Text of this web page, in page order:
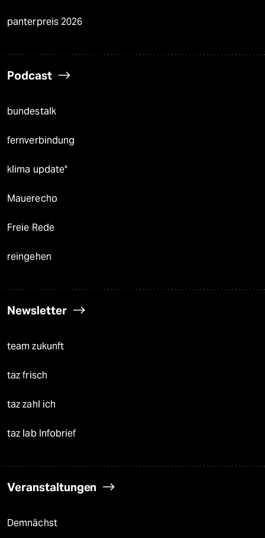
panterpreis 2026
Podcast
bundestalk
fernverbindung
klima update°
Mauerecho
Freie Rede
reingehen
Newsletter
team zukunft
taz frisch
taz zahl ich
taz lab Infobrief
Veranstaltungen
Demnächst